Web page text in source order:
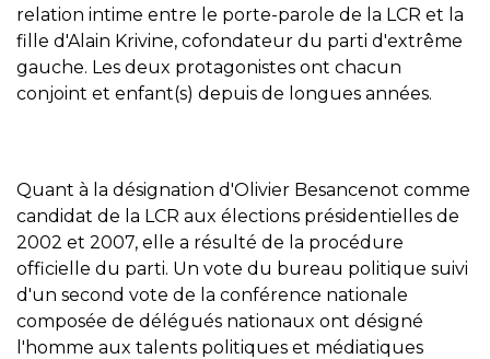
relation intime entre le porte-parole de la LCR et la
fille d'Alain Krivine, cofondateur du parti d'extrême
gauche. Les deux protagonistes ont chacun
conjoint et enfant(s) depuis de longues années.
Quant à la désignation d'Olivier Besancenot comme
candidat de la LCR aux élections présidentielles de
2002 et 2007, elle a résulté de la procédure
officielle du parti. Un vote du bureau politique suivi
d'un second vote de la conférence nationale
composée de délégués nationaux ont désigné
l'homme aux talents politiques et médiatiques